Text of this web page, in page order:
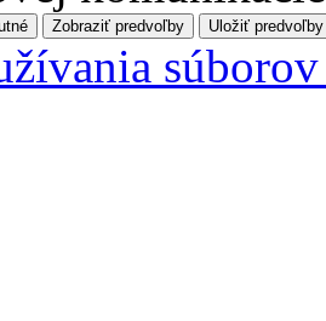
Zobraziť predvoľby Uložiť predvoľby